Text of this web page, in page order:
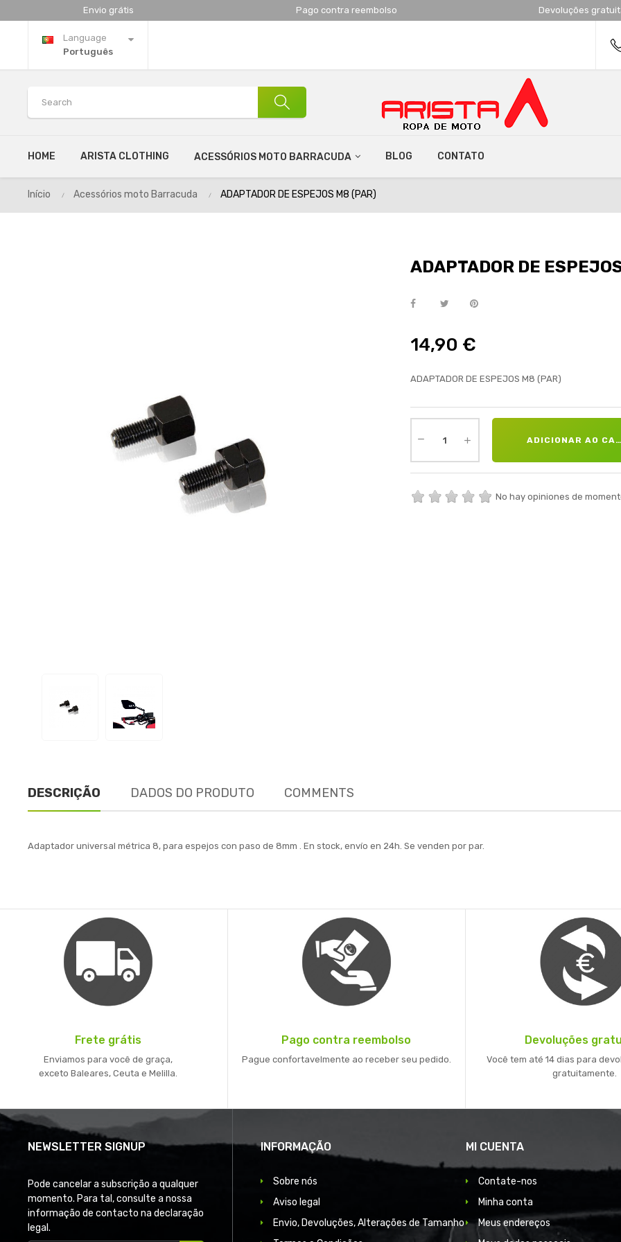
Envio grátis Pago contra reembolso Devoluções
Language
Português
HOME ARISTA CLOTHING ACESSÓRIOS MOTO BARRACUDA BLOG CONTATO
Início Acessórios moto Barracuda ADAPTADOR DE ESPEJOS M8 (PAR)
ADAPTADOR DE
14,90 €
ADAPTADOR DE ESPEJOS M8 (PAR)
ADICIONAR AO
No hay opiniones de
DESCRIÇÃO DADOS DO PRODUTO COMMENTS
Adaptador universal métrica 8, para espejos con paso de 8mm . En stock, envío en 24h. Se venden por par.
Frete grátis
Enviamos para você de graça,
exceto Baleares, Ceuta e Melilla.
Pago contra reembolso
Pague confortavelmente ao receber seu pedido.
Devoluções
Você tem até 14 dias para
gratuitamente.
NEWSLETTER SIGNUP
Pode cancelar a subscrição a qualquer
momento. Para tal, consulte a nossa
informação de contacto na declaração
legal.
INFORMAÇÃO
Sobre nós
Aviso legal
Envio, Devoluções, Alterações de Tamanho
MI CUENTA
Contate-nos
Minha conta
Meus endereços